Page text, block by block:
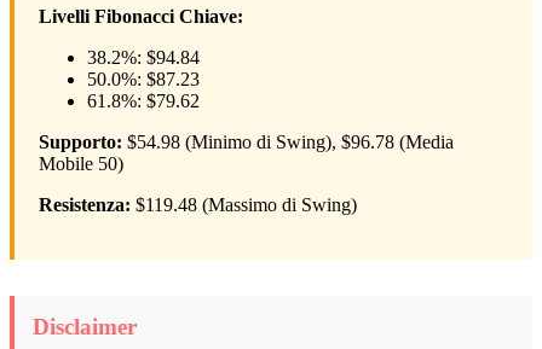
Livelli Fibonacci Chiave:
38.2%: $94.84
50.0%: $87.23
61.8%: $79.62
Supporto: $54.98 (Minimo di Swing), $96.78 (Media
Mobile 50)
Resistenza: $119.48 (Massimo di Swing)
Disclaimer